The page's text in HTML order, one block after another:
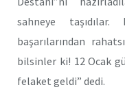
sahneye
başarılarından
bilsinler ki! 12 Ocak
felaket geldi” dedi.